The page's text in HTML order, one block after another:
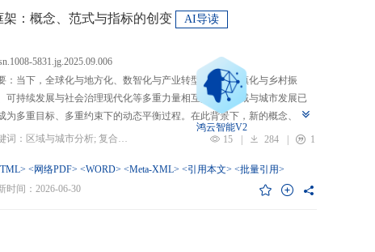
场等重大现实问题，从新治理主体、新发展目标、新治理工具等维度深
域经济治理理论体系，为新时代区域协调发展与区域高质量发展提供学
架：概念、范式与指标的创变 AI导读
5831.jg.2025.09.006
：当下，全球化与地方化、数智化与产业转型、新型城镇化与乡村振
可持续发展与社会治理现代化等多重力量相互交织，区域与城市发展已
为多重目标、多重约束下的动态平衡过程。在此背景下，新的概念、新
求、新的范围不断涌现，形成了以“A视角下的B”“面向A的B”“基于A的B”
蕴含了新的目标要求、关系规范或作用范围，代表了对区域与城市复杂
的新认知。然而，目前学术界对于这类复杂概念的综合评价研究相对滞
关键词：区域与城市分析; 复合概念; “C-P-I”框架; 指标体系 15 | 284 | 1
<网络PDF> <WORD> <Meta-XML> <引用本文> <批量引用>
时间：2026-06-30
鸿云智能V2